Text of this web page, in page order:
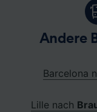
Andere
Barcelona
Lille nach